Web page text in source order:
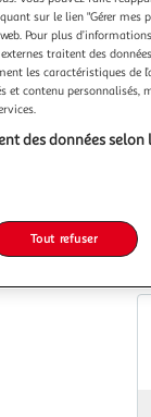
sur le lien "Gérer mes
Pour plus
traitent des
les caractéristiques de
contenu personnalisés,
des données
Tout refuser